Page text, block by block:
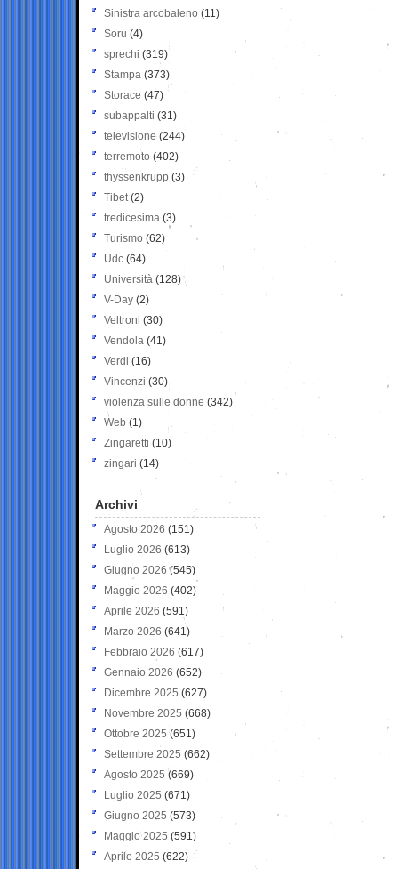
Sinistra arcobaleno (11)
Soru (4)
sprechi (319)
Stampa (373)
Storace (47)
subappalti (31)
televisione(244)
terremoto (402)
thyssenkrupp (3)
Tibet(2)
tredicesima (3)
Turismo (62)
Udc (64)
Università (128)
V-Day (2)
Veltroni (30)
Vendola (41)
Verdi (16)
Vincenzi (30)
violenza sulle donne (342)
Web (1)
Zingaretti (10)
zingari (14)
Archivi
Agosto 2026 (151)
Luglio 2026 (613)
Giugno 2026 (545)
Maggio 2026 (402)
Aprile 2026 (591)
Marzo 2026 (641)
Febbraio 2026 (617)
Gennaio 2026 (652)
Dicembre 2025 (627)
Novembre 2025 (668)
Ottobre 2025 (651)
Settembre 2025 (662)
Agosto 2025 (669)
Luglio 2025 (671)
Giugno 2025 (573)
Maggio 2025 (591)
Aprile 2025 (622)